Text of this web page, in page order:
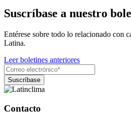
Suscríbase a nuestro
Entérese sobre todo lo relacionado con
Latina.
Leer boletines anteriores
Contacto